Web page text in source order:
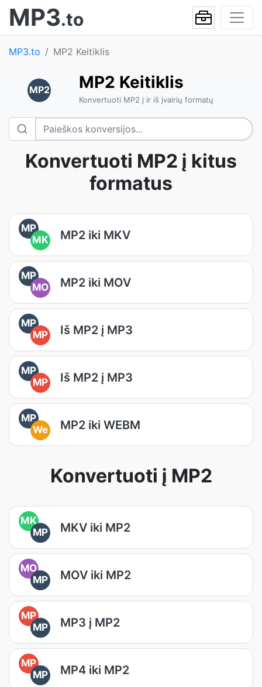
MP3.to
MP3.to MP2 Keitiklis
MP2 MP2 Keitiklis
Konvertuoti MP2 į ir iš įvairių formatų
Konvertuoti MP2 į kitus
formatus
MP
MK
MP2 iki MKV
MP
MO
MP2 iki MOV
MP
MP
Iš MP2 į MP3
MP
MP
Iš MP2 į MP3
MP
We
MP2 iki WEBM
Konvertuoti į MP2
MK
MP
MKV iki MP2
MO
MP
MOV iki MP2
MP
MP
MP3 į MP2
MP
MP
MP4 iki MP2